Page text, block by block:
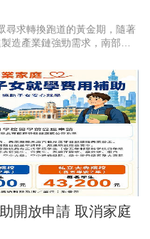
尋求轉換跑道的黃金期，隨著
造產業鏈強勁需求，南部科
開放申請 取消家庭